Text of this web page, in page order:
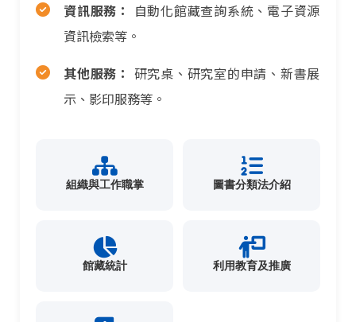
資訊服務：
自動化館藏查詢系統、電子資源
資訊檢索等。
其他服務： 研究桌、研究室的申請、新書展
示、影印服務等。
組織與工作職掌 圖書分類法介紹
館藏統計 利用教育及推廣